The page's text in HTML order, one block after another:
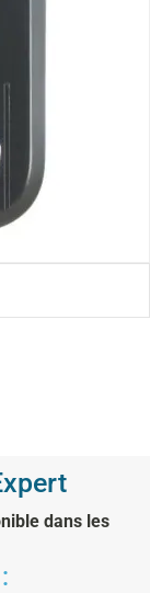
dans les